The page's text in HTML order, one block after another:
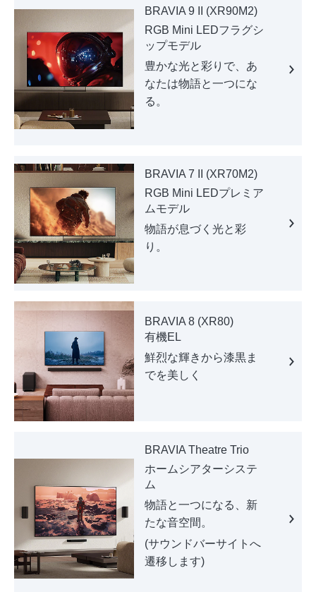
BRAVIA 9 II (XR90M2)
RGB Mini LEDフラグシ
ップモデル
豊かな光と彩りで、あ
なたは物語と一つにな
る。
BRAVIA 7 II (XR70M2)
RGB Mini LEDプレミア
ムモデル
物語が息づく光と彩
り。
BRAVIA 8 (XR80)
有機EL
鮮烈な輝きから漆黒ま
でを美しく
BRAVIA Theatre Trio
ホームシアターシステ
ム
物語と一つになる、新
たな音空間。
(サウンドバーサイトへ
遷移します)